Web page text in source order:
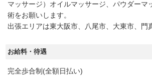
マッサージ）オイルマッサージ、パウダーマ
術をお願いします。
出張エリアは東大阪市、八尾市、大東市、門
お給料・待遇
完全歩合制(全額日払い)